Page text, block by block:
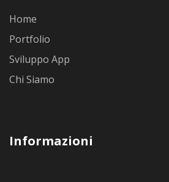
Home
Portfolio
Sviluppo App
Chi Siamo
Informazioni